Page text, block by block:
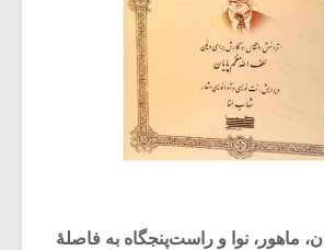
ماهور، نوا و راست‌پنجگاه به فاصلۀ